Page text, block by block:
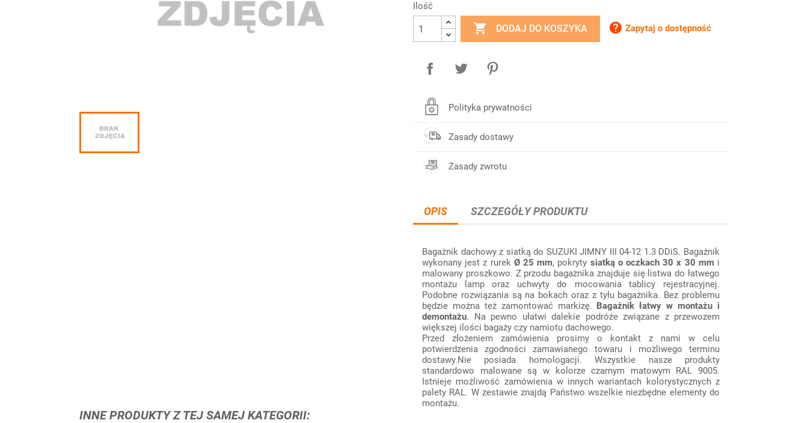
Ilość
 DODAJ DO KOSZYKA  Zapytaj o dostępność
Polityka prywatności
Zasady dostawy
Zasady zwrotu
OPIS SZCZEGÓŁY PRODUKTU
Bagażnik dachowy z siatką do SUZUKI JIMNY III 04-12 1.3 DDiS. Bagażnik
wykonany jest z rurekØ 25 mm, pokryty siatką o oczkach 30 x 30 mmi
malowany proszkowo. Z przodu bagażnika znajduje się listwa do łatwego
montażu lamp oraz uchwyty do mocowania tablicy rejestracyjnej.
Podobne rozwiązania są na bokach oraz z tyłu bagażnika. Bez problemu
będzie można też zamontować markizę. Bagażnik łatwy w montażu i
demontażu. Na pewno ułatwi dalekie podróże związane z przewozem
większej ilości bagaży czy namiotu dachowego.
Przed złożeniem zamówienia prosimy o kontakt z nami w celu
potwierdzenia zgodności zamawianego towaru i możliwego terminu
dostawy.Nie posiada homologacji. Wszystkie nasze produkty
standardowo malowane są w kolorze czarnym matowym RAL 9005.
Istnieje możliwość zamówienia w innych wariantach kolorystycznych z
palety RAL. W zestawie znajdą Państwo wszelkie niezbędne elementy do
montażu.
INNE PRODUKTY Z TEJ SAMEJ KATEGORII: